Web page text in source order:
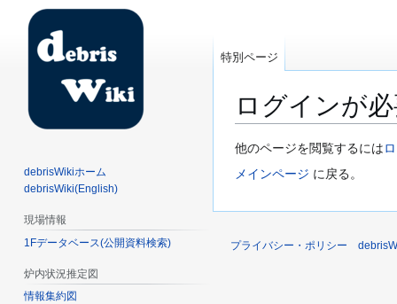
ログインが
ナ
ビ
ョ
検
索
他のページを閲覧するには
メインページ に戻る。
特別ページ
debrisWikiホーム
debrisWiki(English)
現場情報
1Fデータベース(公開資料検索)
炉内状況推定図
情報集約図
プライバシー・ポリシー